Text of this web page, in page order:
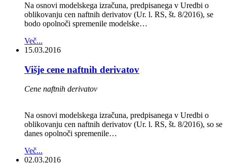
Na osnovi modelskega izračuna, predpisanega v Uredbi o
oblikovanju cen naftnih derivatov (Ur. l. RS, št. 8/2016), se
bodo opolnoči spremenile modelske…
Več...
15.03.2016
Višje cene naftnih derivatov
Cene naftnih derivatov
Na osnovi modelskega izračuna, predpisanega v Uredbi o
oblikovanju cen naftnih derivatov (Ur. l. RS, št. 8/2016), so se
danes opolnoči spremenile…
Več...
02.03.2016